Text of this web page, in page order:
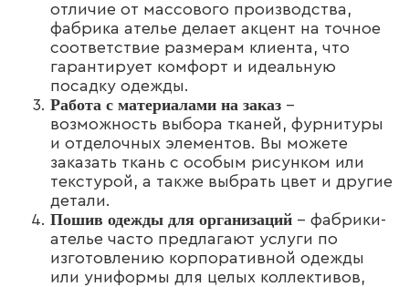
отличие от массового производства,
фабрика ателье делает акцент на точное
соответствие размерам клиента, что
гарантирует комфорт и идеальную
посадку одежды.
Работа с материалами на заказ –
возможность выбора тканей, фурнитуры
и отделочных элементов. Вы можете
заказать ткань с особым рисунком или
текстурой, а также выбрать цвет и другие
детали.
Пошив одежды для организаций – фабрики-
ателье часто предлагают услуги по
изготовлению корпоративной одежды
или униформы для целых коллективов,